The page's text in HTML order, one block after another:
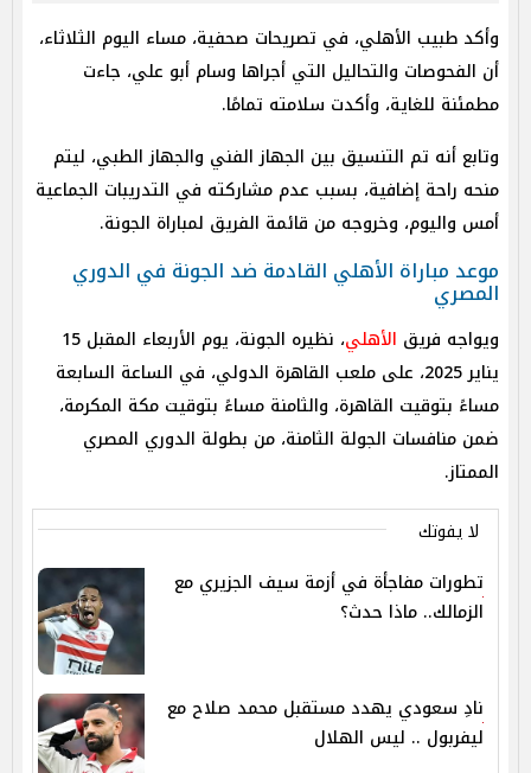
وأكد طبيب الأهلي، في تصريحات صحفية، مساء اليوم الثلاثاء،
أن الفحوصات والتحاليل التي أجراها وسام أبو علي، جاءت
مطمئنة للغاية، وأكدت سلامته تمامًا.‏
وتابع أنه تم التنسيق بين الجهاز الفني والجهاز الطبي، ليتم
منحه راحة إضافية، بسبب عدم مشاركته في التدريبات الجماعية
‏أمس واليوم، وخروجه من قائمة الفريق لمباراة الجونة.‏
موعد مباراة الأهلي القادمة ضد الجونة في الدوري
المصري
ويواجه فريق الأهلي
، نظيره الجونة، يوم الأربعاء المقبل 15
يناير 2025، على ملعب القاهرة الدولي، في الساعة السابعة
مساءً بتوقيت القاهرة، والثامنة مساءً بتوقيت مكة المكرمة،
ضمن منافسات الجولة الثامنة، من بطولة الدوري المصري
الممتاز.
لا يفوتك
تطورات مفاجأة في أزمة سيف الجزيري مع
الزمالك.. ماذا حدث؟
نادِ سعودي يهدد مستقبل محمد صلاح مع
ليفربول .. ليس الهلال